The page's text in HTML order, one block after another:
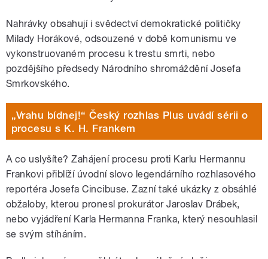
Nahrávky obsahují i svědectví demokratické političky
Milady Horákové, odsouzené v době komunismu ve
vykonstruovaném procesu k trestu smrti, nebo
pozdějšího předsedy Národního shromáždění Josefa
Smrkovského.
„Vrahu bídnej!“ Český rozhlas Plus uvádí sérii o
procesu s K. H. Frankem
A co uslyšíte? Zahájení procesu proti Karlu Hermannu
Frankovi přiblíží úvodní slovo legendárního rozhlasového
reportéra Josefa Cincibuse. Zazní také ukázky z obsáhlé
obžaloby, kterou pronesl prokurátor Jaroslav Drábek,
nebo vyjádření Karla Hermanna Franka, který nesouhlasil
se svým stíháním.